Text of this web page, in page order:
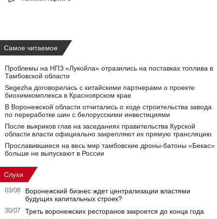
Самое читаемое
Проблемы на НПЗ «Лукойла» отразились на поставках топлива в
Тамбовской области
Segezha договорилась с китайскими партнерами о проекте
биохимкомплекса в Красноярском крае
В Воронежской области отчитались о ходе строительства завода
по переработке шин с белорусскими инвестициями
После выкриков глав на заседаниях правительства Курской
области власти официально закрепляют их прямую трансляцию
Прославившиеся на весь мир тамбовские дроны-батоны «Бекас»
больше не выпускают в России
Слухи
03/08
Воронежский бизнес ждет централизации властями
будущих капитальных строек?
30/07 Треть воронежских ресторанов закроется до конца года